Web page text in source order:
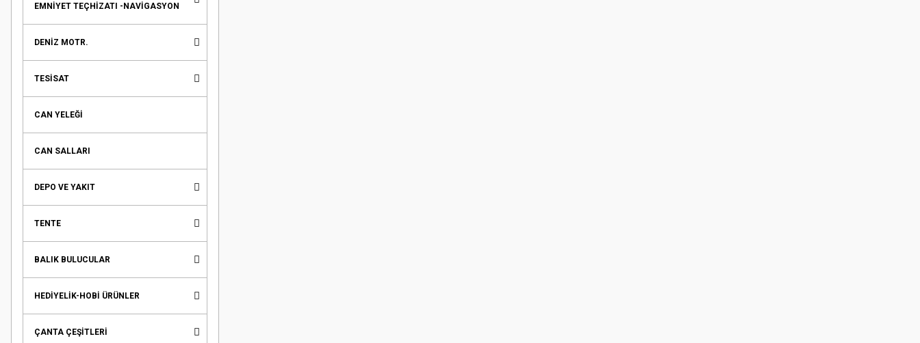
EMNİYET TEÇHİZATI -NAVİGASYON
DENİZ MOTR.
TESİSAT
CAN YELEĞİ
CAN SALLARI
DEPO VE YAKIT
TENTE
BALIK BULUCULAR
HEDİYELİK-HOBİ ÜRÜNLER
ÇANTA ÇEŞİTLERİ